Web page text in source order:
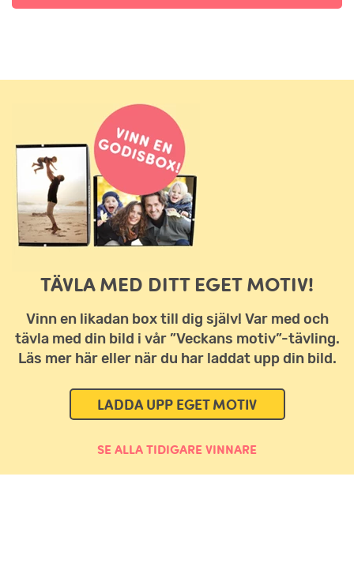
TÄVLA MED DITT EGET MOTIV!
Vinn en likadan box till dig själv! Var med och
tävla med din bild i vår ”Veckans motiv”-tävling.
Läs mer här eller när du har laddat upp din bild.
LADDA UPP EGET MOTIV
SE ALLA TIDIGARE VINNARE